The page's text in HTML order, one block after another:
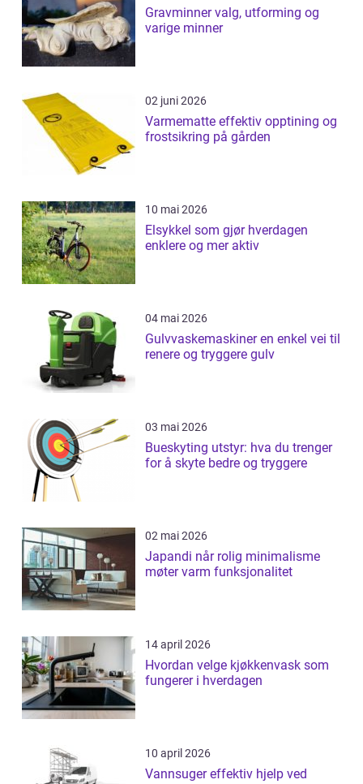
Gravminner valg, utforming og
varige minner
02 juni 2026
Varmematte effektiv opptining og
frostsikring på gården
10 mai 2026
Elsykkel som gjør hverdagen
enklere og mer aktiv
04 mai 2026
Gulvvaskemaskiner en enkel vei til
renere og tryggere gulv
03 mai 2026
Bueskyting utstyr: hva du trenger
for å skyte bedre og tryggere
02 mai 2026
Japandi når rolig minimalisme
møter varm funksjonalitet
14 april 2026
Hvordan velge kjøkkenvask som
fungerer i hverdagen
10 april 2026
Vannsuger effektiv hjelp ved